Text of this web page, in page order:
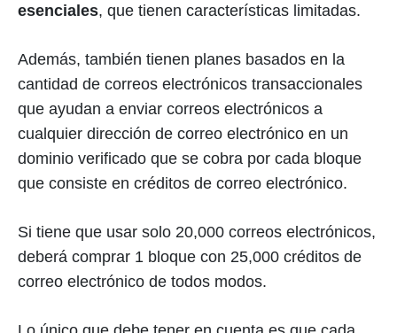
esenciales, que tienen características limitadas.
Además, también tienen planes basados en la
cantidad de correos electrónicos transaccionales
que ayudan a enviar correos electrónicos a
cualquier dirección de correo electrónico en un
dominio verificado que se cobra por cada bloque
que consiste en créditos de correo electrónico.
Si tiene que usar solo 20,000 correos electrónicos,
deberá comprar 1 bloque con 25,000 créditos de
correo electrónico de todos modos.